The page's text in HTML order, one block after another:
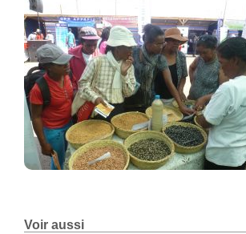
Voir aussi